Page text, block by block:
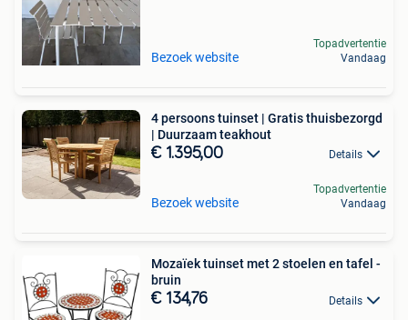
Bezoek website
Topadvertentie
Vandaag
4 persoons tuinset | Gratis thuisbezorgd
| Duurzaam teakhout
€ 1.395,00 Details
Bezoek website
Topadvertentie
Vandaag
Mozaïek tuinset met 2 stoelen en tafel -
bruin
€ 134,76 Details